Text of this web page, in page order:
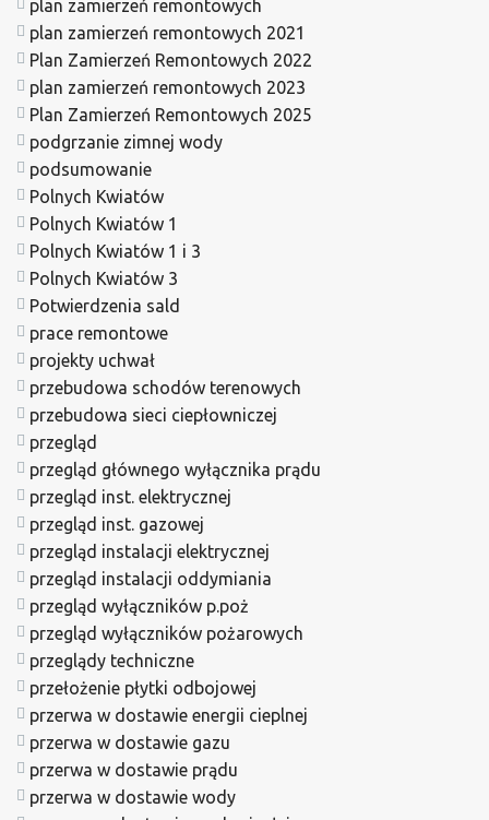
plan zamierzeń remontowych
plan zamierzeń remontowych 2021
Plan Zamierzeń Remontowych 2022
plan zamierzeń remontowych 2023
Plan Zamierzeń Remontowych 2025
podgrzanie zimnej wody
podsumowanie
Polnych Kwiatów
Polnych Kwiatów 1
Polnych Kwiatów 1 i 3
Polnych Kwiatów 3
Potwierdzenia sald
prace remontowe
projekty uchwał
przebudowa schodów terenowych
przebudowa sieci ciepłowniczej
przegląd
przegląd głównego wyłącznika prądu
przegląd inst. elektrycznej
przegląd inst. gazowej
przegląd instalacji elektrycznej
przegląd instalacji oddymiania
przegląd wyłączników p.poż
przegląd wyłączników pożarowych
przeglądy techniczne
przełożenie płytki odbojowej
przerwa w dostawie energii cieplnej
przerwa w dostawie gazu
przerwa w dostawie prądu
przerwa w dostawie wody